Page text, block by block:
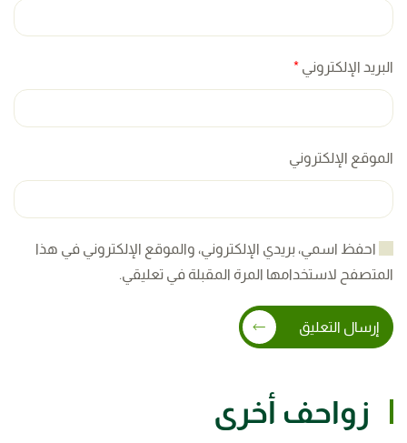
البريد الإلكتروني *
الموقع الإلكتروني
احفظ اسمي، بريدي الإلكتروني، والموقع الإلكتروني في هذا
المتصفح لاستخدامها المرة المقبلة في تعليقي.
إرسال التعليق
زواحف أخرى